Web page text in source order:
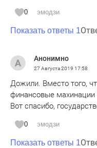
0 эмодзи
Показать ответы 1
Анонимно
27 Августа 2019 17:58
Дожили. Вместо того,
финансовые махинации
Вот спасибо,
0 эмодзи
Показать ответы 1